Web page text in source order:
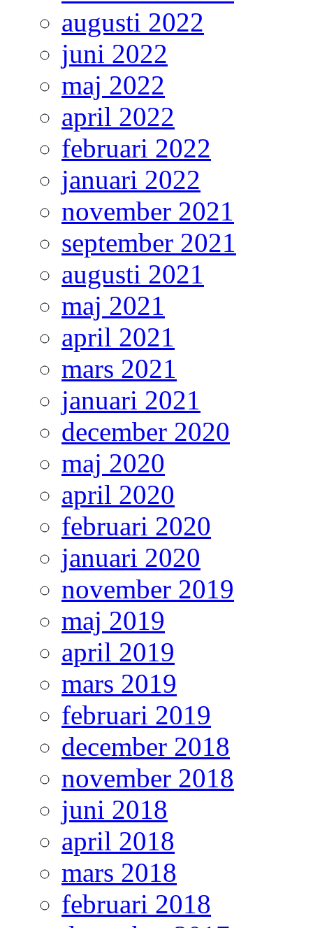
augusti 2022
juni 2022
maj 2022
april 2022
februari 2022
januari 2022
november 2021
september 2021
augusti 2021
maj 2021
april 2021
mars 2021
januari 2021
december 2020
maj 2020
april 2020
februari 2020
januari 2020
november 2019
maj 2019
april 2019
mars 2019
februari 2019
december 2018
november 2018
juni 2018
april 2018
mars 2018
februari 2018